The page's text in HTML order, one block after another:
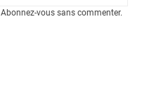
Abonnez-vous sans commenter.